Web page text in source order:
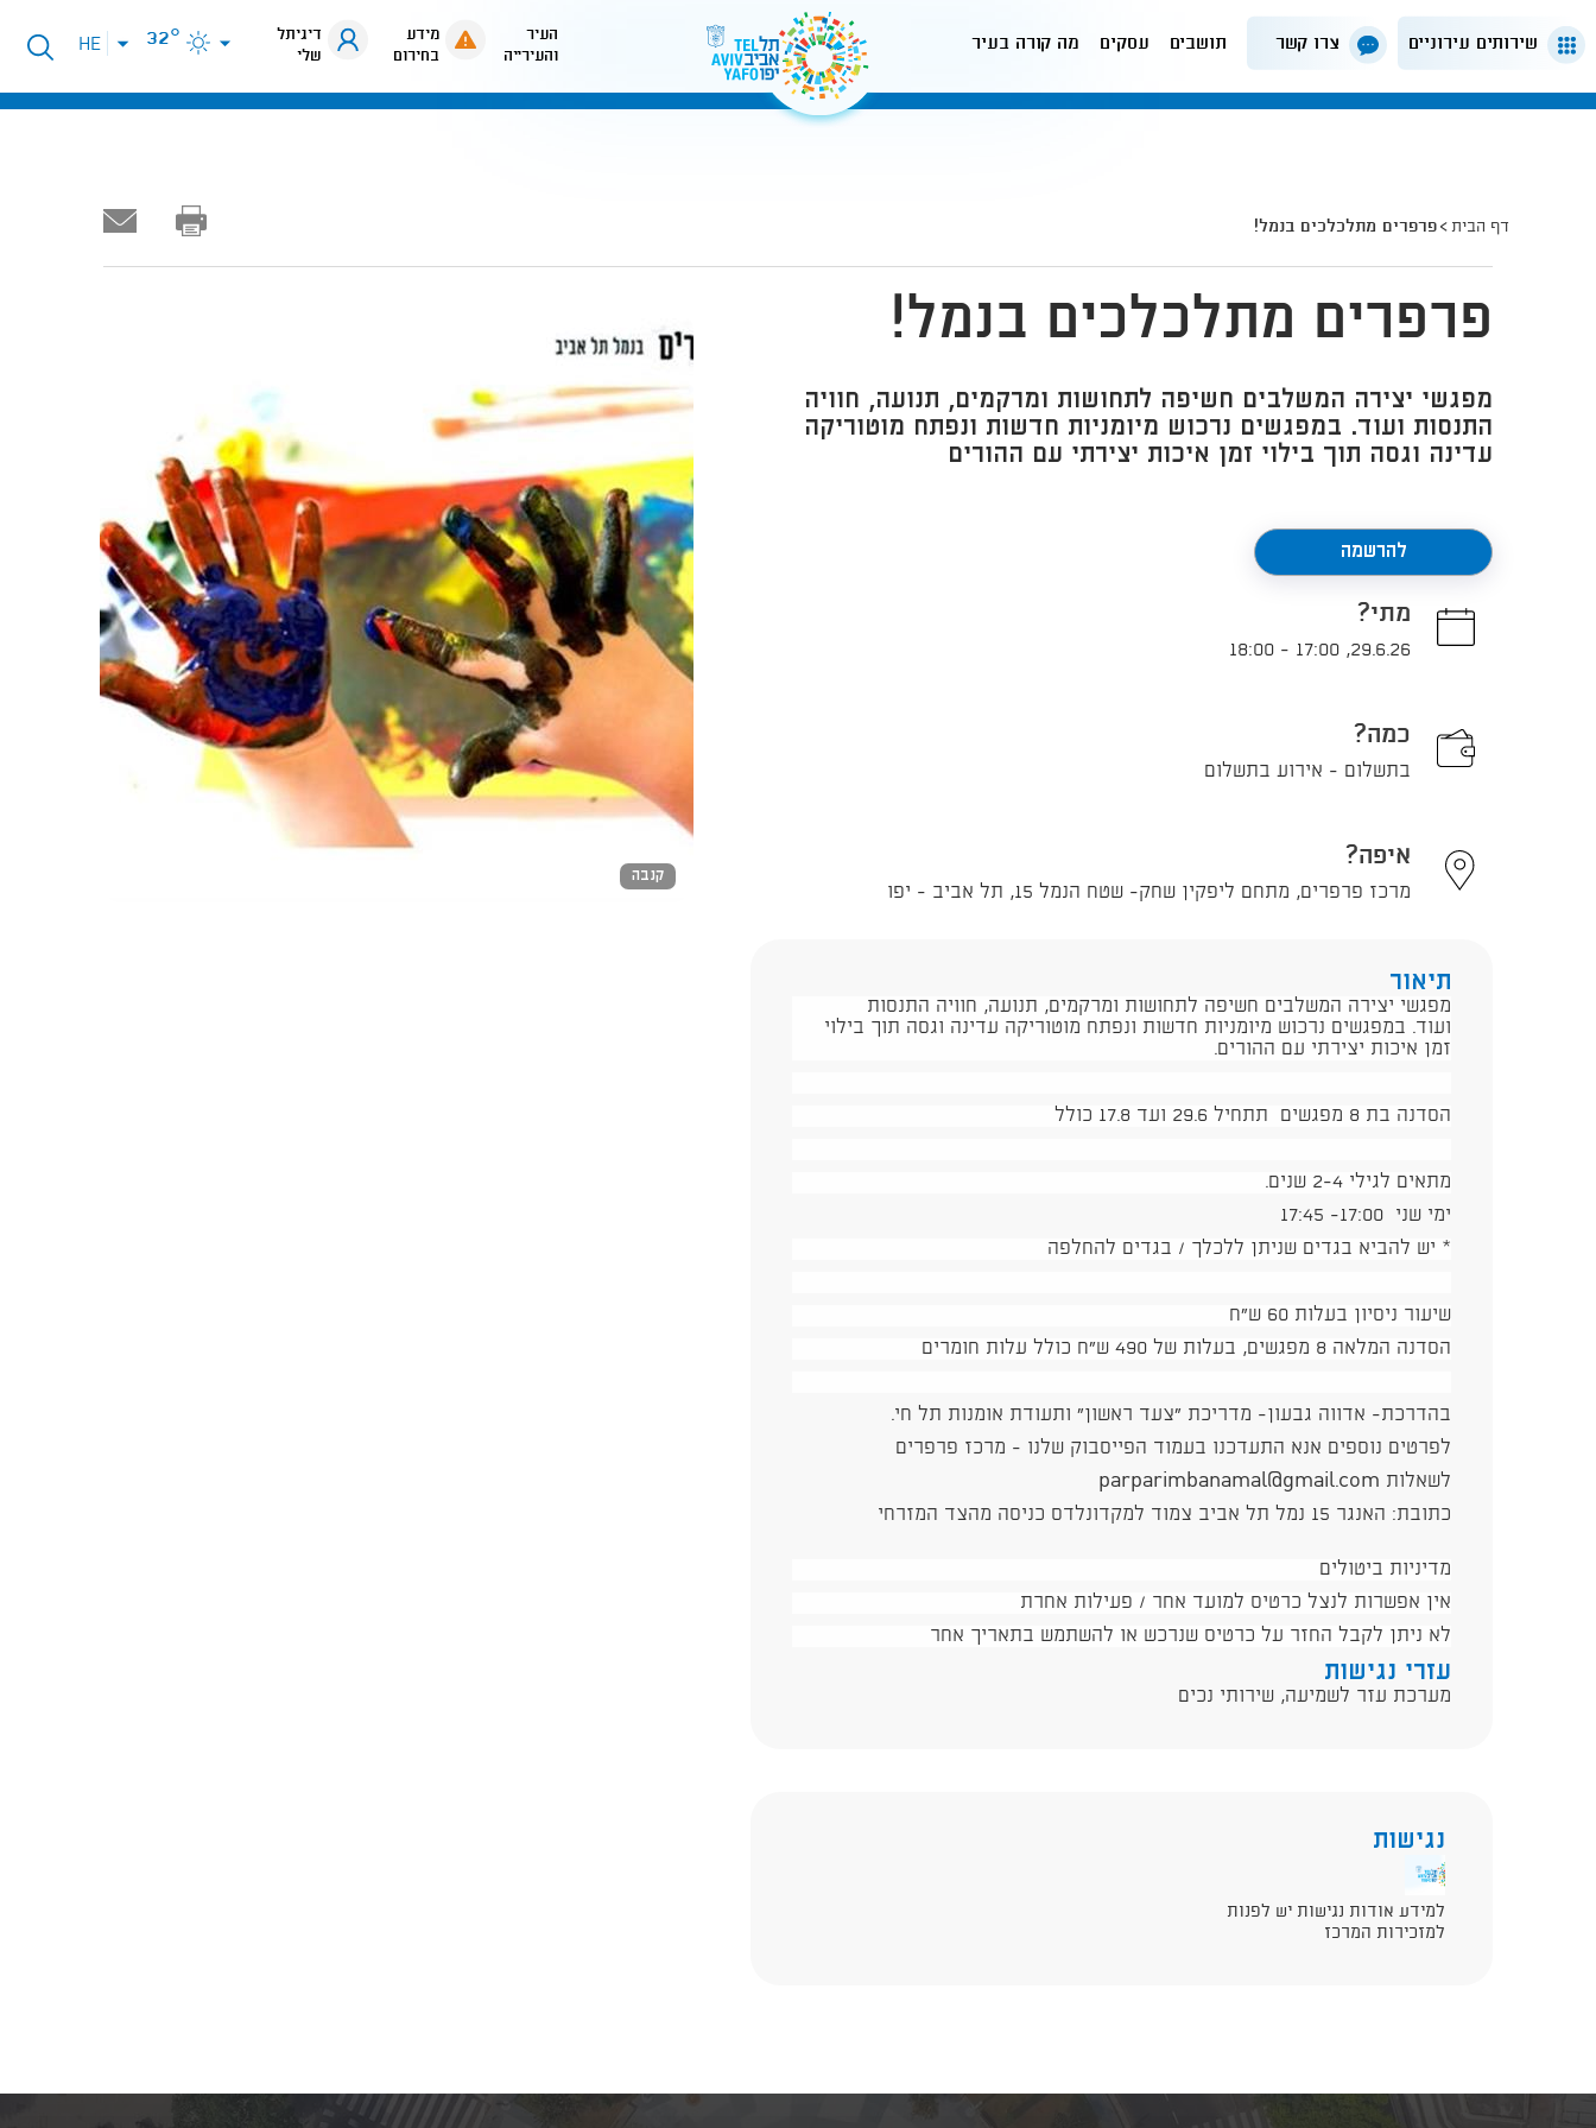
שירותים עירוניים צרו קשר תושבים עסקים מה קורה בעיר
העיר
והעירייה
מידע
בחירום
דיגיתל
שלי
32°
פתיחת
תפריט
HE
דף הבית פרפרים מתלכלכים בנמל!
קנבה
פרפרים מתלכלכים בנמל!
מפגשי יצירה המשלבים חשיפה לתחושות ומרקמים, תנועה, חוויה
התנסות ועוד. במפגשים נרכוש מיומניות חדשות ונפתח מוטוריקה
עדינה וגסה תוך בילוי זמן איכות יצירתי עם ההורים
להרשמה
מתי?
29.6.26
,
17:00
-
18:00
כמה?
בתשלום - אירוע בתשלום
איפה?
מרכז פרפרים, מתחם ליפקין שחק- שטח הנמל 15, תל אביב - יפו
תיאור
מפגשי יצירה המשלבים חשיפה לתחושות ומרקמים, תנועה, חוויה התנסות
ועוד. במפגשים נרכוש מיומניות חדשות ונפתח מוטוריקה עדינה וגסה תוך בילוי
זמן איכות יצירתי עם ההורים.
הסדנה בת 8 מפגשים תתחיל 29.6 ועד 17.8 כולל
מתאים לגילי 2-4 שנים.
ימי שני 17:00- 17:45
* יש להביא בגדים שניתן ללכלך / בגדים להחלפה
שיעור ניסיון בעלות 60 ש"ח
הסדנה המלאה 8 מפגשים, בעלות של 490 ש"ח כולל עלות חומרים
בהדרכת- אדווה גבעון- מדריכת "צעד ראשון" ותעודת אומנות תל חי.
לפרטים נוספים אנא התעדכנו בעמוד הפייסבוק שלנו - מרכז פרפרים
לשאלות parparimbanamal@gmail.com
כתובת: האנגר 15 נמל תל אביב צמוד למקדונלדס כניסה מהצד המזרחי
מדיניות ביטולים
אין אפשרות לנצל כרטיס למועד אחר / פעילות אחרת
לא ניתן לקבל החזר על כרטיס שנרכש או להשתמש בתאריך אחר
עזרי נגישות
מערכת עזר לשמיעה, שירותי נכים
נגישות
למידע אודות נגישות יש לפנות
למזכירות המרכז